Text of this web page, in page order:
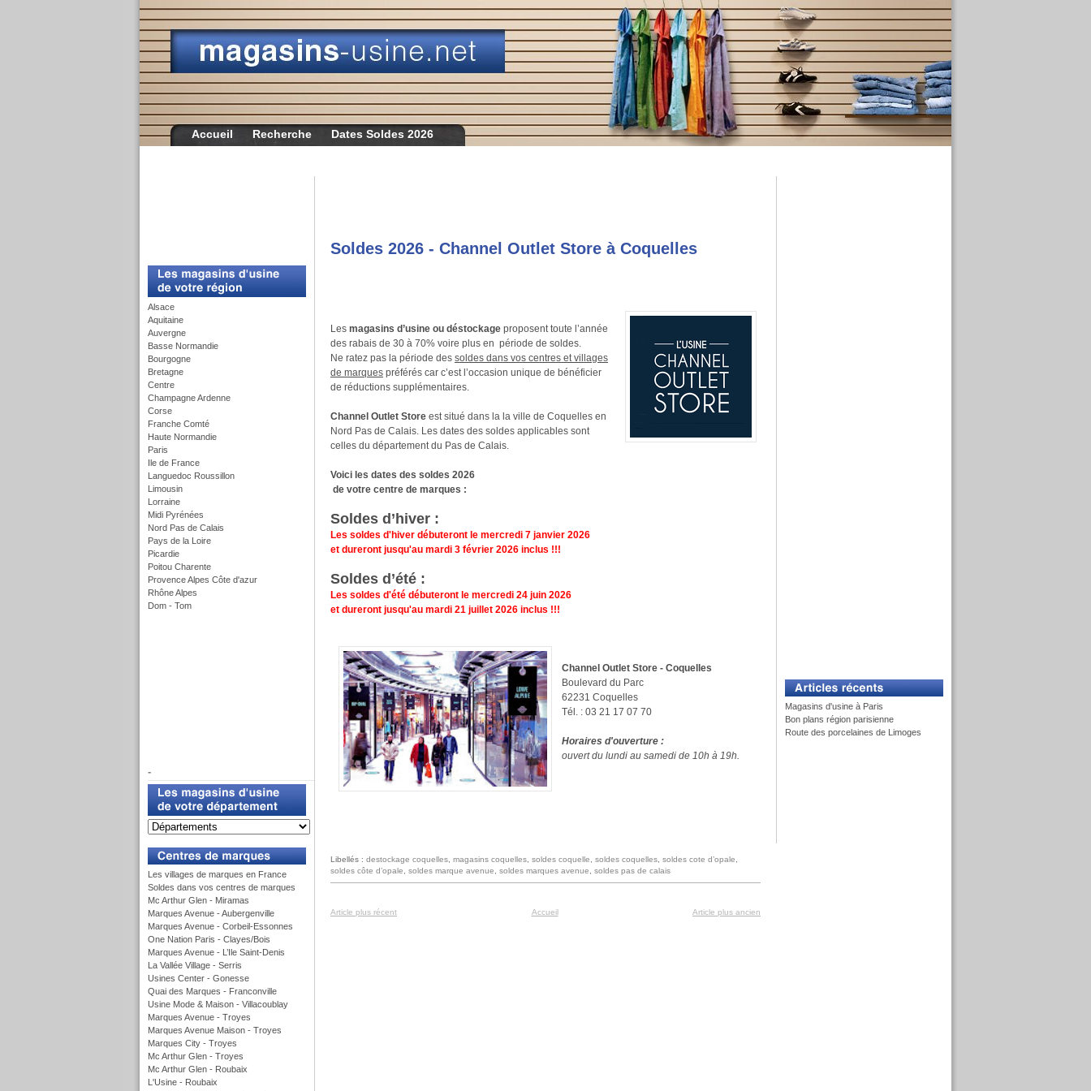
Accueil Recherche Dates Soldes 2026
Alsace
Aquitaine
Auvergne
Basse Normandie
Bourgogne
Bretagne
Centre
Champagne Ardenne
Corse
Franche Comté
Haute Normandie
Paris
Ile de France
Languedoc Roussillon
Limousin
Lorraine
Midi Pyrénées
Nord Pas de Calais
Pays de la Loire
Picardie
Poitou Charente
Provence Alpes Côte d'azur
Rhône Alpes
Dom - Tom
-
Les villages de marques en France
Soldes dans vos centres de marques
Mc Arthur Glen - Miramas
Marques Avenue - Aubergenville
Marques Avenue - Corbeil-Essonnes
One Nation Paris - Clayes/Bois
Marques Avenue - L’Ile Saint-Denis
La Vallée Village - Serris
Usines Center - Gonesse
Quai des Marques - Franconville
Usine Mode & Maison - Villacoublay
Marques Avenue - Troyes
Marques Avenue Maison - Troyes
Marques City - Troyes
Mc Arthur Glen - Troyes
Mc Arthur Glen - Roubaix
L'Usine - Roubaix
Soldes 2026 - Channel Outlet Store à Coquelles
Les magasins d’usine ou déstockage proposent toute l’année
des rabais de 30 à 70% voire plus en période de soldes.
Ne ratez pas la période des soldes dans vos centres et villages
de marques préférés car c’est l’occasion unique de bénéficier
de réductions supplémentaires.
Channel Outlet Store est situé dans la la ville de Coquelles en
Nord Pas de Calais. Les dates des soldes applicables sont
celles du département du Pas de Calais.
Voici les dates des soldes 2026
de votre centre de marques :
Soldes d’hiver :
Les soldes d'hiver débuteront le mercredi 7 janvier 2026
et dureront jusqu'au mardi 3 février 2026 inclus !!!
Soldes d’été :
Les soldes d'été débuteront le mercredi 24 juin 2026
et dureront jusqu'au mardi 21 juillet 2026 inclus !!!
Channel Outlet Store - Coquelles
Boulevard du Parc
62231 Coquelles
Tél. : 03 21 17 07 70
Horaires d'ouverture :
ouvert du lundi au samedi de 10h à 19h.
Libellés : destockage coquelles magasins coquelles soldes coquelle soldes coquelles soldes cote d’opale
soldes côte d’opale
soldes marque avenue soldes marques avenue soldes pas de calais
Article plus récent Article plus ancien
Accueil
Magasins d'usine à Paris
Bon plans région parisienne
Route des porcelaines de Limoges